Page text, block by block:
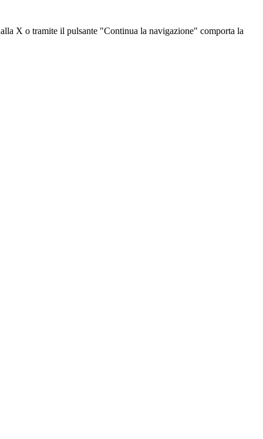
X o tramite il pulsante "Continua la navigazione" comporta la